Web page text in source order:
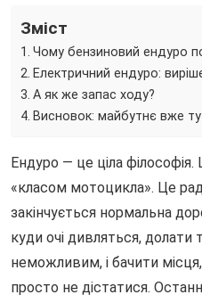
Зміст
Чому бензиновий ендуро
Електричний ендуро:
А як же запас ходу?
Висновок: майбутнє вже
Ендуро — це ціла
«класом мотоцикла». Це
закінчується нормальна
куди очі дивляться, долати
неможливим, і бачити
просто не дістатися.